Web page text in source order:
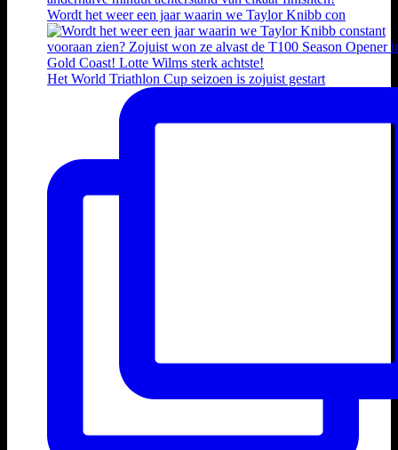
Wordt het weer een jaar waarin we Taylor Knibb con
Het World Triathlon Cup seizoen is zojuist gestart